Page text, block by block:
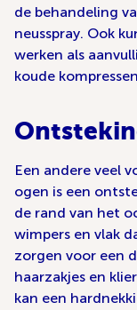
de behandeling
neusspray. Ook
werken als
koude
Een andere veel
ogen is een
de rand van het
wimpers en vlak
zorgen voor een
haarzakjes en
kan een